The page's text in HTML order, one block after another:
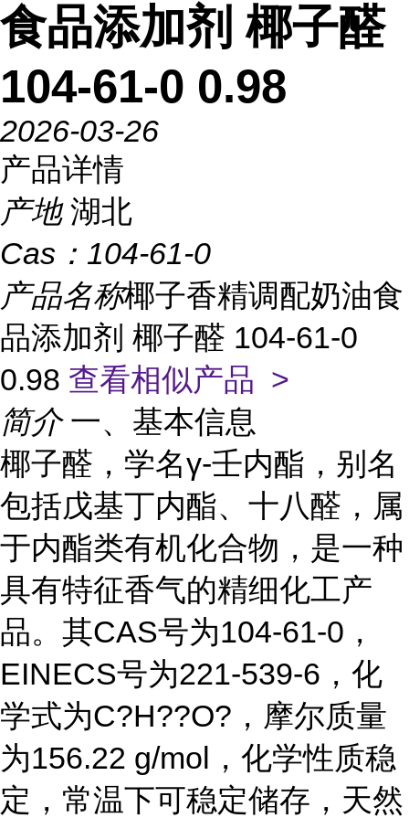
食品添加剂 椰子醛
104-61-0 0.98
2026-03-26
产品详情
产地 湖北
Cas： 104-61-0
产品名称椰子香精调配奶油食
品添加剂 椰子醛 104-61-0
0.98 查看相似产品 >
简介 一、基本信息
椰子醛，学名γ-壬内酯，别名
包括戊基丁内酯、十八醛，属
于内酯类有机化合物，是一种
具有特征香气的精细化工产
品。其CAS号为104-61-0，
EINECS号为221-539-6，化
学式为C?H??O?，摩尔质量
为156.22 g/mol，化学性质稳
定，常温下可稳定储存，天然